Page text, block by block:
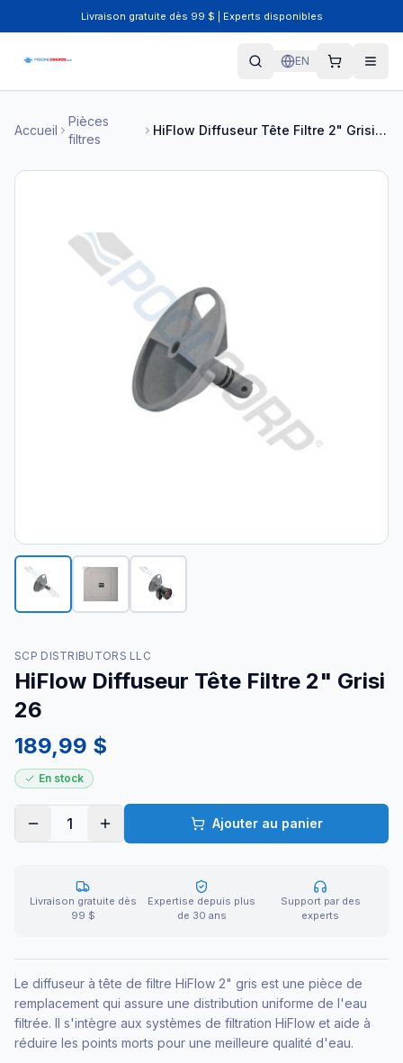
Livraison gratuite dès 99 $ | Experts disponibles
EN
Accueil
Pièces
filtres
HiFlow Diffuseur Tête Filtre 2" Grisi 26
SCP DISTRIBUTORS LLC
HiFlow Diffuseur Tête Filtre 2" Grisi
26
189,99 $
En stock
1 Ajouter au panier
Livraison gratuite dès
99 $
Expertise depuis plus
de 30 ans
Support par des
experts
Le diffuseur à tête de filtre HiFlow 2" gris est une pièce de
remplacement qui assure une distribution uniforme de l'eau
filtrée. Il s'intègre aux systèmes de filtration HiFlow et aide à
réduire les points morts pour une meilleure qualité d'eau.